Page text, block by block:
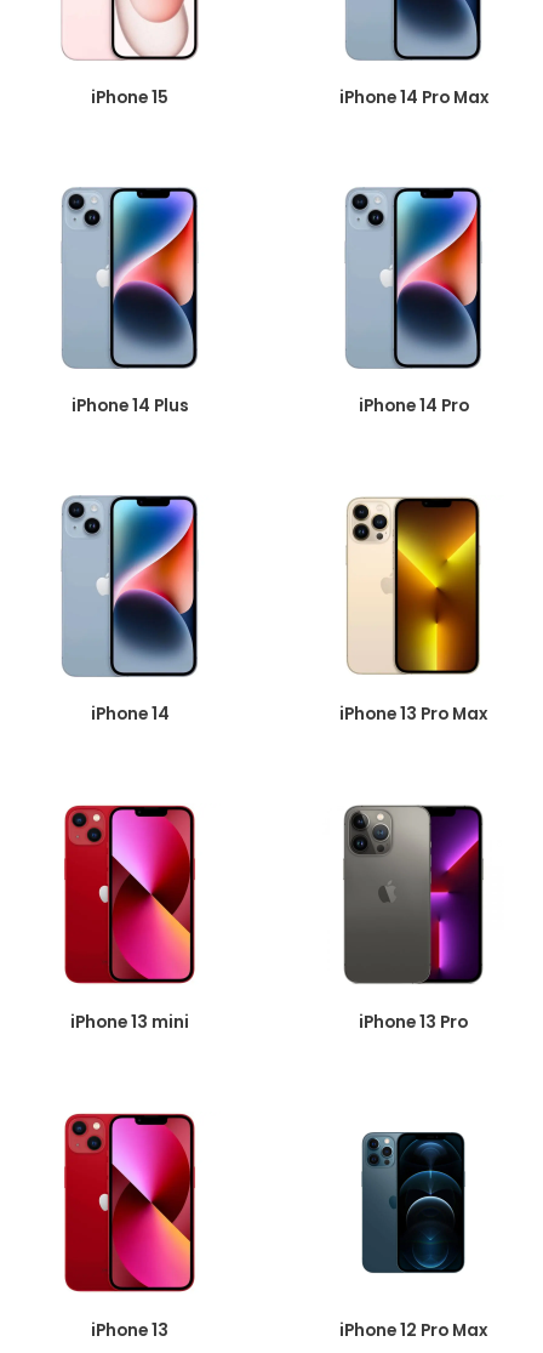
iPhone 15 iPhone 14 Pro Max
iPhone 14 Plus iPhone 14 Pro
iPhone 14 iPhone 13 Pro Max
iPhone 13 mini iPhone 13 Pro
iPhone 13 iPhone 12 Pro Max